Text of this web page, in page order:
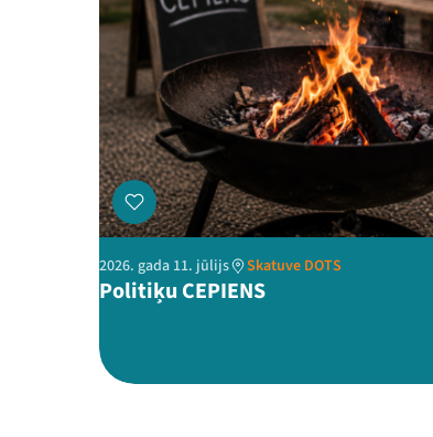
2026. gada 11. jūlijs Skatuve DOTS
Politiķu CEPIENS